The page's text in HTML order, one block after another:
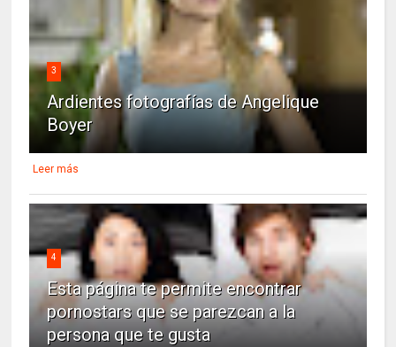
3
Ardientes fotografías de Angelique
Boyer
Leer más
4
Esta página te permite encontrar
pornostars que se parezcan a la
persona que te gusta